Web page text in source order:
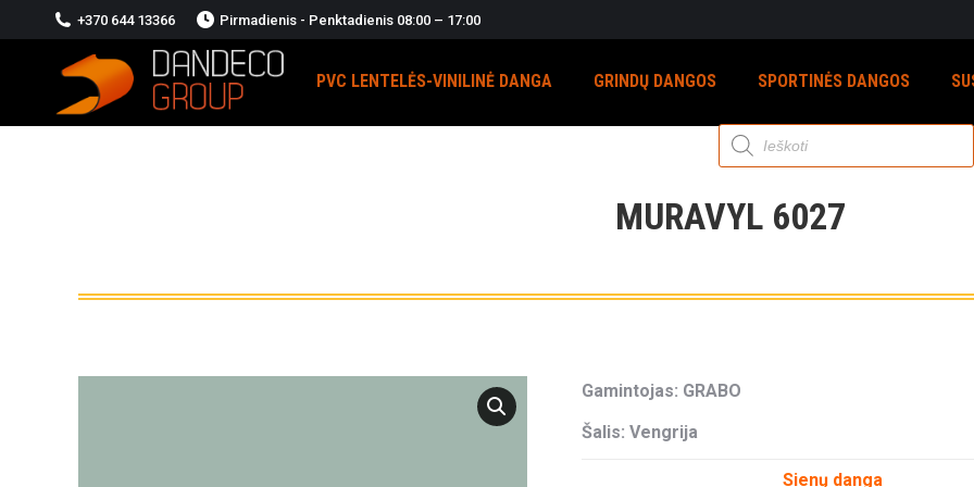
+370 644 13366 Pirmadienis - Penktadienis 08:00 – 17:00
PVC LENTELĖS-VINILINĖ DANGA GRINDŲ DANGOS SPORTINĖS DANGOS
Products
search
MURAVYL 6027
Gamintojas: GRABO
Šalis: Vengrija
Sienų danga